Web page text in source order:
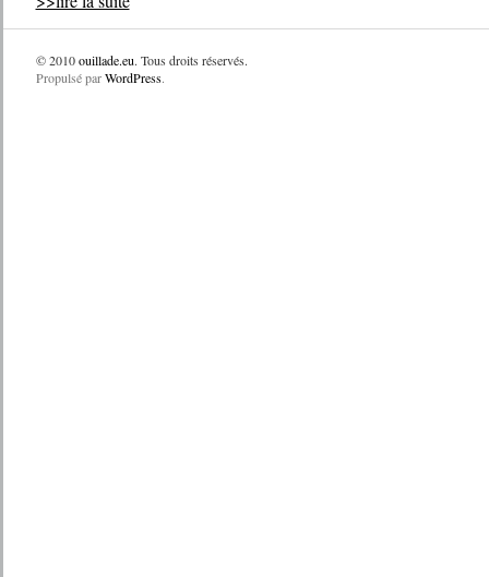
© 2010ouillade.eu. Tous droits réservés.
Propulsé parWordPress.